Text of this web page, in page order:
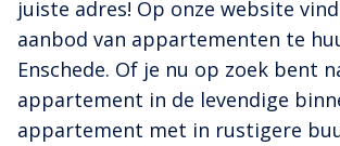
juiste adres! Op onze website
aanbod van appartementen te
Enschede. Of je nu op zoek bent
appartement in de levendige
appartement met in rustigere